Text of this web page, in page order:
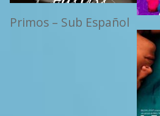
Primos – Sub Español